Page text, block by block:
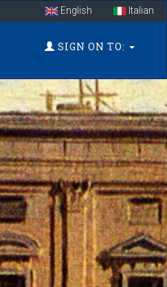
English Italian
SIGN ON TO: